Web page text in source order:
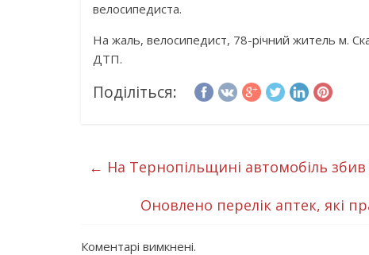
велосипедиста.
На жаль, велосипедист, 78-річний житель м.
ДТП.
Поділіться:
← На Тернопільщині автомобіль збив
Оновлено перелік аптек, які
Коментарі вимкнені.